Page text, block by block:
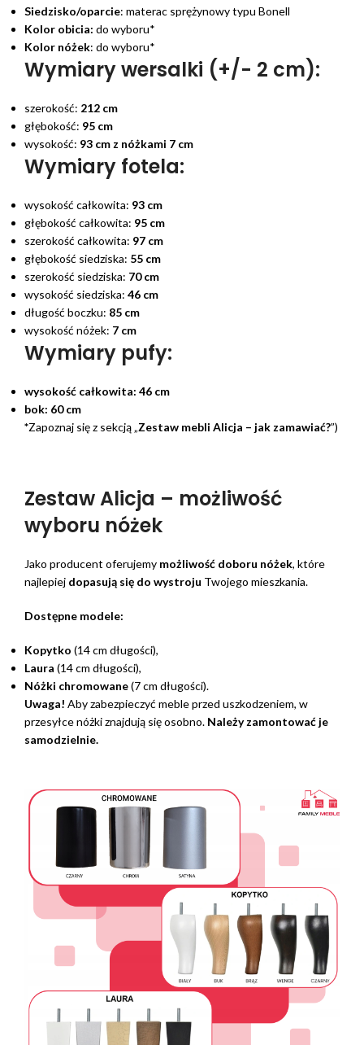
Siedzisko/oparcie: materac sprężynowy typu Bonell
Kolor obicia: do wyboru*
Kolor nóżek: do wyboru*
Wymiary wersalki (+/- 2 cm):
szerokość: 212 cm
głębokość: 95 cm
wysokość: 93 cm z nóżkami 7 cm
Wymiary fotela:
wysokość całkowita: 93 cm
głębokość całkowita: 95 cm
szerokość całkowita: 97 cm
głębokość siedziska: 55 cm
szerokość siedziska: 70 cm
wysokość siedziska: 46 cm
długość boczku: 85 cm
wysokość nóżek: 7 cm
Wymiary pufy:
wysokość całkowita: 46 cm
bok: 60 cm
*Zapoznaj się z sekcją „Zestaw mebli Alicja – jak zamawiać?”)
Zestaw Alicja – możliwość
wyboru nóżek
Jako producent oferujemy możliwość doboru nóżek, które
najlepiej dopasują się do wystroju Twojego mieszkania.
Dostępne modele:
Kopytko (14 cm długości),
Laura (14 cm długości),
Nóżki chromowane(7 cm długości).
Uwaga! Aby zabezpieczyć meble przed uszkodzeniem, w
przesyłce nóżki znajdują się osobno. Należy zamontować je
samodzielnie.